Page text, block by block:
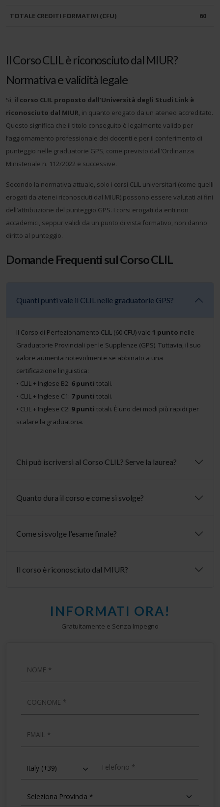
TOTALE CREDITI FORMATIVI (CFU) 60
Il Corso CLIL è riconosciuto dal MIUR?
Normativa e validità legale
Sì, il corso CLIL proposto dall’Università degli Studi Link è
riconosciuto dal MIUR, in quanto erogato da un ateneo accreditato.
Questo significa che il titolo conseguito è legalmente valido per
l’aggiornamento professionale dei docenti e per il conferimento di
punteggio nelle graduatorie GPS, come previsto dall'Ordinanza
Ministeriale n. 112/2022 e successive.
Secondo la normativa attuale, solo i corsi CLIL universitari (come quelli
erogati da atenei riconosciuti dal MIUR) possono essere valutati ai fini
dell’attribuzione del punteggio GPS. I corsi erogati da enti non
accademici, seppur validi da un punto di vista formativo, non danno
diritto al punteggio.
Domande Frequenti sul Corso CLIL
Quanti punti vale il CLIL nelle graduatorie GPS?
Il Corso di Perfezionamento CLIL (60 CFU) vale 1 punto nelle
Graduatorie Provinciali per le Supplenze (GPS). Tuttavia, il suo
valore aumenta notevolmente se abbinato a una
certificazione linguistica:
• CLIL + Inglese B2: 6 punti totali.
• CLIL + Inglese C1: 7 punti totali.
• CLIL + Inglese C2: 9 punti totali. È uno dei modi più rapidi per
scalare la graduatoria.
Chi può iscriversi al Corso CLIL? Serve la laurea?
Quanto dura il corso e come si svolge?
Come si svolge l'esame finale?
Il corso è riconosciuto dal MIUR?
INFORMATI ORA!
Gratuitamente e Senza Impegno
NOME
COGNOME
EMAIL
TELEFONO